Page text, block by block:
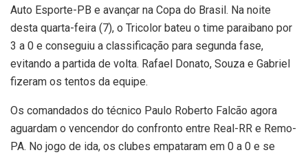
Auto Esporte-PB e avançar na Copa do Brasil. Na noite
desta quarta-feira (7), o Tricolor bateu o time paraibano por
3 a 0 e conseguiu a classificação para segunda fase,
evitando a partida de volta. Rafael Donato, Souza e Gabriel
fizeram os tentos da equipe.
Os comandados do técnico Paulo Roberto Falcão agora
aguardam o vencendor do confronto entre Real-RR e Remo-
PA. No jogo de ida, os clubes empataram em 0 a 0 e se